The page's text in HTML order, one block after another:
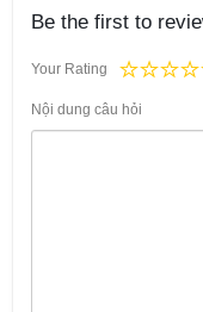
Be the first to
Your Rating
Nội dung câu hỏi